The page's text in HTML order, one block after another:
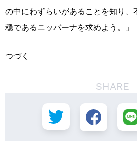
の中にわずらいがあることを知り、
穏であるニッバーナを求めよう。」
つづく
SHARE